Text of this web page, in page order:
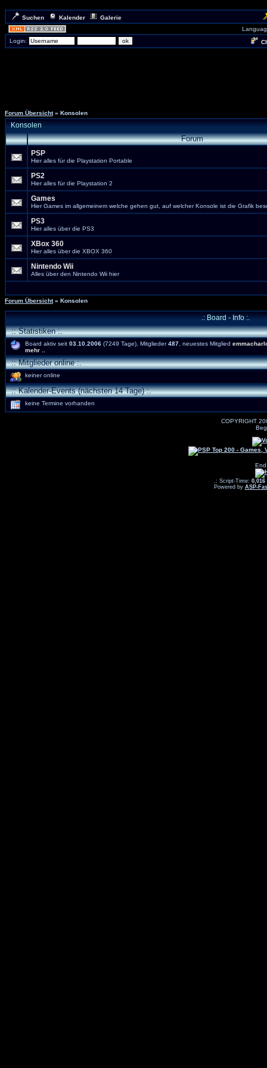
Suchen Kalender
Galerie
Login:
Forum Übersicht » Konsolen
Konsolen
Forum
PSP
Hier alles für die Playstation Portable
PS2
Hier alles für die Playstation 2
Games
Hier Games im allgemeinem welche gehen gut, auf welcher Konsole ist die Grafik
PS3
Hier alles über die PS3
XBox 360
Hier alles über die XBOX 360
Nintendo Wii
Alles über den Nintendo Wii hier
Forum Übersicht » Konsolen
.: Board - Info :.
:: Statistiken :.
Board aktiv seit 03.10.2006 (7249 Tage), Mitglieder487 , neuestes Mitglied
mehr ..
:: Mitglieder online :.
keiner online
:: Kalender-Events (nächsten 14 Tage) :.
keine Termine vorhanden
COPYRIGHT
.: Script-Time: 0,016
Powered by ASP-